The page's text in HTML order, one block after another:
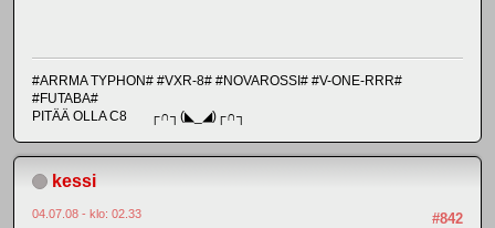
#ARRMA TYPHON# #VXR-8# #NOVAROSSI# #V-ONE-RRR#
#FUTABA#
PITÄÄ OLLA C8 ┌∩┐(◣_◢)┌∩┐
kessi
#842
04.07.08 - klo: 02.33